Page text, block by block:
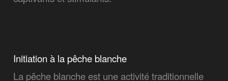
Initiation à la pêche blanche
La pêche blanche est une activité traditionnelle